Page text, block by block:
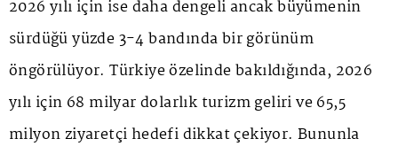
2026 yılı için ise daha dengeli ancak büyümenin
sürdüğü yüzde 3-4 bandında bir görünüm
öngörülüyor. Türkiye özelinde bakıldığında, 2026
yılı için 68 milyar dolarlık turizm geliri ve 65,5
milyon ziyaretçi hedefi dikkat çekiyor. Bununla